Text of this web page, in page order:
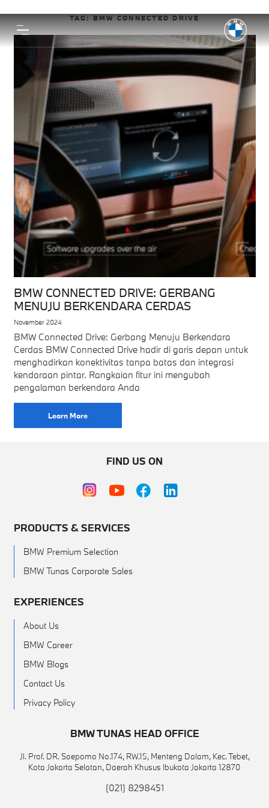
TAG:BMW CONNECTED DRIVE
BMW CONNECTED DRIVE: GERBANG
MENUJU BERKENDARA CERDAS
November 2024
BMW Connected Drive: Gerbang Menuju Berkendara
Cerdas BMW Connected Drive hadir di garis depan untuk
menghadirkan konektivitas tanpa batas dan integrasi
kendaraan pintar. Rangkaian fitur ini mengubah
pengalaman berkendara Anda
Learn More
FIND US ON
PRODUCTS & SERVICES
BMW Premium Selection
BMW Tunas Corporate Sales
EXPERIENCES
About Us
BMW Career
BMW Blogs
Contact Us
Privacy Policy
BMW TUNAS HEAD OFFICE
Jl. Prof. DR. Soepomo No.174, RW.15, Menteng Dalam, Kec. Tebet,
Kota Jakarta Selatan, Daerah Khusus Ibukota Jakarta 12870
(021) 8298451